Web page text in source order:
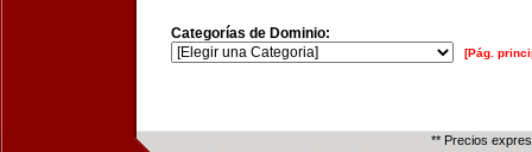
Categorías de Dominio:
[Pág.
** Precios